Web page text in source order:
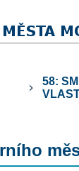
keyboard_arrow_right
58: